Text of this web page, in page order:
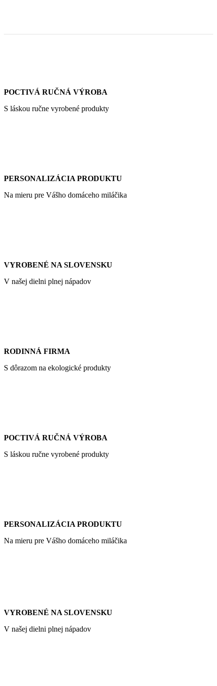
POCTIVÁ RUČNÁ VÝROBA
S láskou ručne vyrobené produkty
PERSONALIZÁCIA PRODUKTU
Na mieru pre Vášho domáceho miláčika
VYROBENÉ NA SLOVENSKU
V našej dielni plnej nápadov
RODINNÁ FIRMA
S dôrazom na ekologické produkty
POCTIVÁ RUČNÁ VÝROBA
S láskou ručne vyrobené produkty
PERSONALIZÁCIA PRODUKTU
Na mieru pre Vášho domáceho miláčika
VYROBENÉ NA SLOVENSKU
V našej dielni plnej nápadov